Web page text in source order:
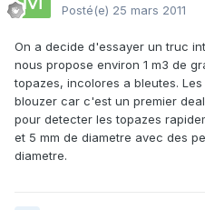
Posté(e) 25 mars 2011
On a decide d'essayer un truc
nous propose environ 1 m3 de
topazes, incolores a bleutes.
blouzer car c'est un premier
pour detecter les topazes
et 5 mm de diametre avec des
diametre.